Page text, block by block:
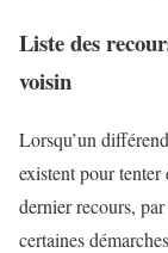
Liste des
voisin
Lorsqu’un
existent pour tenter
dernier recours,
certaines